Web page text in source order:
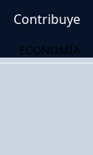
Contribuye
ECONOMÍA